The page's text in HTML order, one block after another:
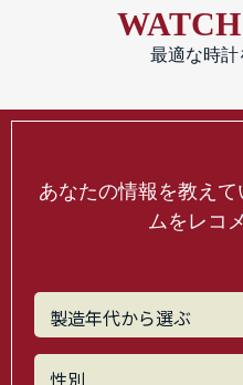
最適な時計
あなたの情報を教え
ムをレコ